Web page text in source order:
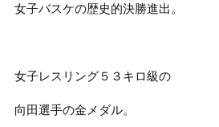
女子バスケの歴史的決勝進出。
女子レスリング５３キロ級の
向田選手の金メダル。